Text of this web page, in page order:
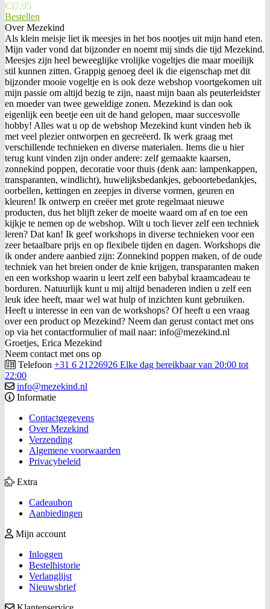
€37,95
Bestellen
Over Mezekind
Als klein meisje liet ik meesjes in het bos nootjes uit mijn hand eten.
Mijn vader vond dat bijzonder en noemt mij sinds die tijd Mezekind.
Meesjes zijn heel beweeglijke vrolijke vogeltjes die maar moeilijk
stil kunnen zitten. Grappig genoeg deel ik die eigenschap met dit
bijzonder mooie vogeltje en is ook deze webshop voortgekomen uit
mijn passie om altijd bezig te zijn, naast mijn baan als peuterleidster
en moeder van twee geweldige zonen. Mezekind is dan ook
eigenlijk een beetje een uit de hand gelopen, maar succesvolle
hobby! Alles wat u op de webshop Mezekind kunt vinden heb ik
met veel plezier ontworpen en gecreëerd. Ik werk graag met
verschillende technieken en diverse materialen. Items die u hier
terug kunt vinden zijn onder andere: zelf gemaakte kaarsen,
zonnekind poppen, decoratie voor thuis (denk aan: lampenkappen,
transparanten, windlicht), huwelijksbedankjes, geboortebedankjes,
oorbellen, kettingen en zeepjes in diverse vormen, geuren en
kleuren! Ik ontwerp en creëer met grote regelmaat nieuwe
producten, dus het blijft zeker de moeite waard om af en toe een
kijkje te nemen op de webshop. Wilt u toch liever zelf een techniek
leren? Dat kan! Ik geef workshops in diverse technieken voor een
zeer betaalbare prijs en op flexibele tijden en dagen. Workshops die
ik onder andere aanbied zijn: Zonnekind poppen maken, of de oude
techniek van het breien onder de knie krijgen, transparanten maken
en een workshop waarin u leert zelf een babybal kraamcadeau te
borduren. Natuurlijk kunt u mij altijd benaderen indien u zelf een
leuk idee heeft, maar wel wat hulp of inzichten kunt gebruiken.
Heeft u interesse in een van de workshops? Of heeft u een vraag
over een product op Mezekind? Neem dan gerust contact met ons
op via het contactformulier of mail naar: info@mezekind.nl
Groetjes, Erica Mezekind
Neem contact met ons op
Telefoon +31 6 21226926 Elke dag bereikbaar van 20:00 tot
22:00
info@mezekind.nl
Informatie
Contactgegevens
Over Mezekind
Verzending
Algemene voorwaarden
Privacybeleid
Extra
Cadeaubon
Aanbiedingen
Mijn account
Inloggen
Bestelhistorie
Verlanglijst
Nieuwsbrief